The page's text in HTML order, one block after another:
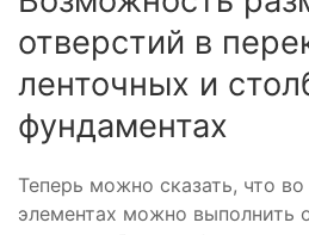
отверстий в
ленточных и
фундаментах
Теперь можно сказать, что
элементах можно выполнить